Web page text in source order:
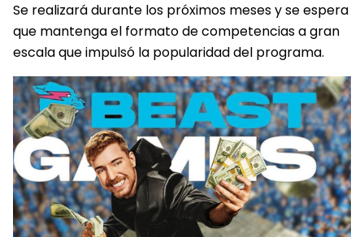
Se realizará durante los próximos meses y se espera
que mantenga el formato de competencias a gran
escala que impulsó la popularidad del programa.